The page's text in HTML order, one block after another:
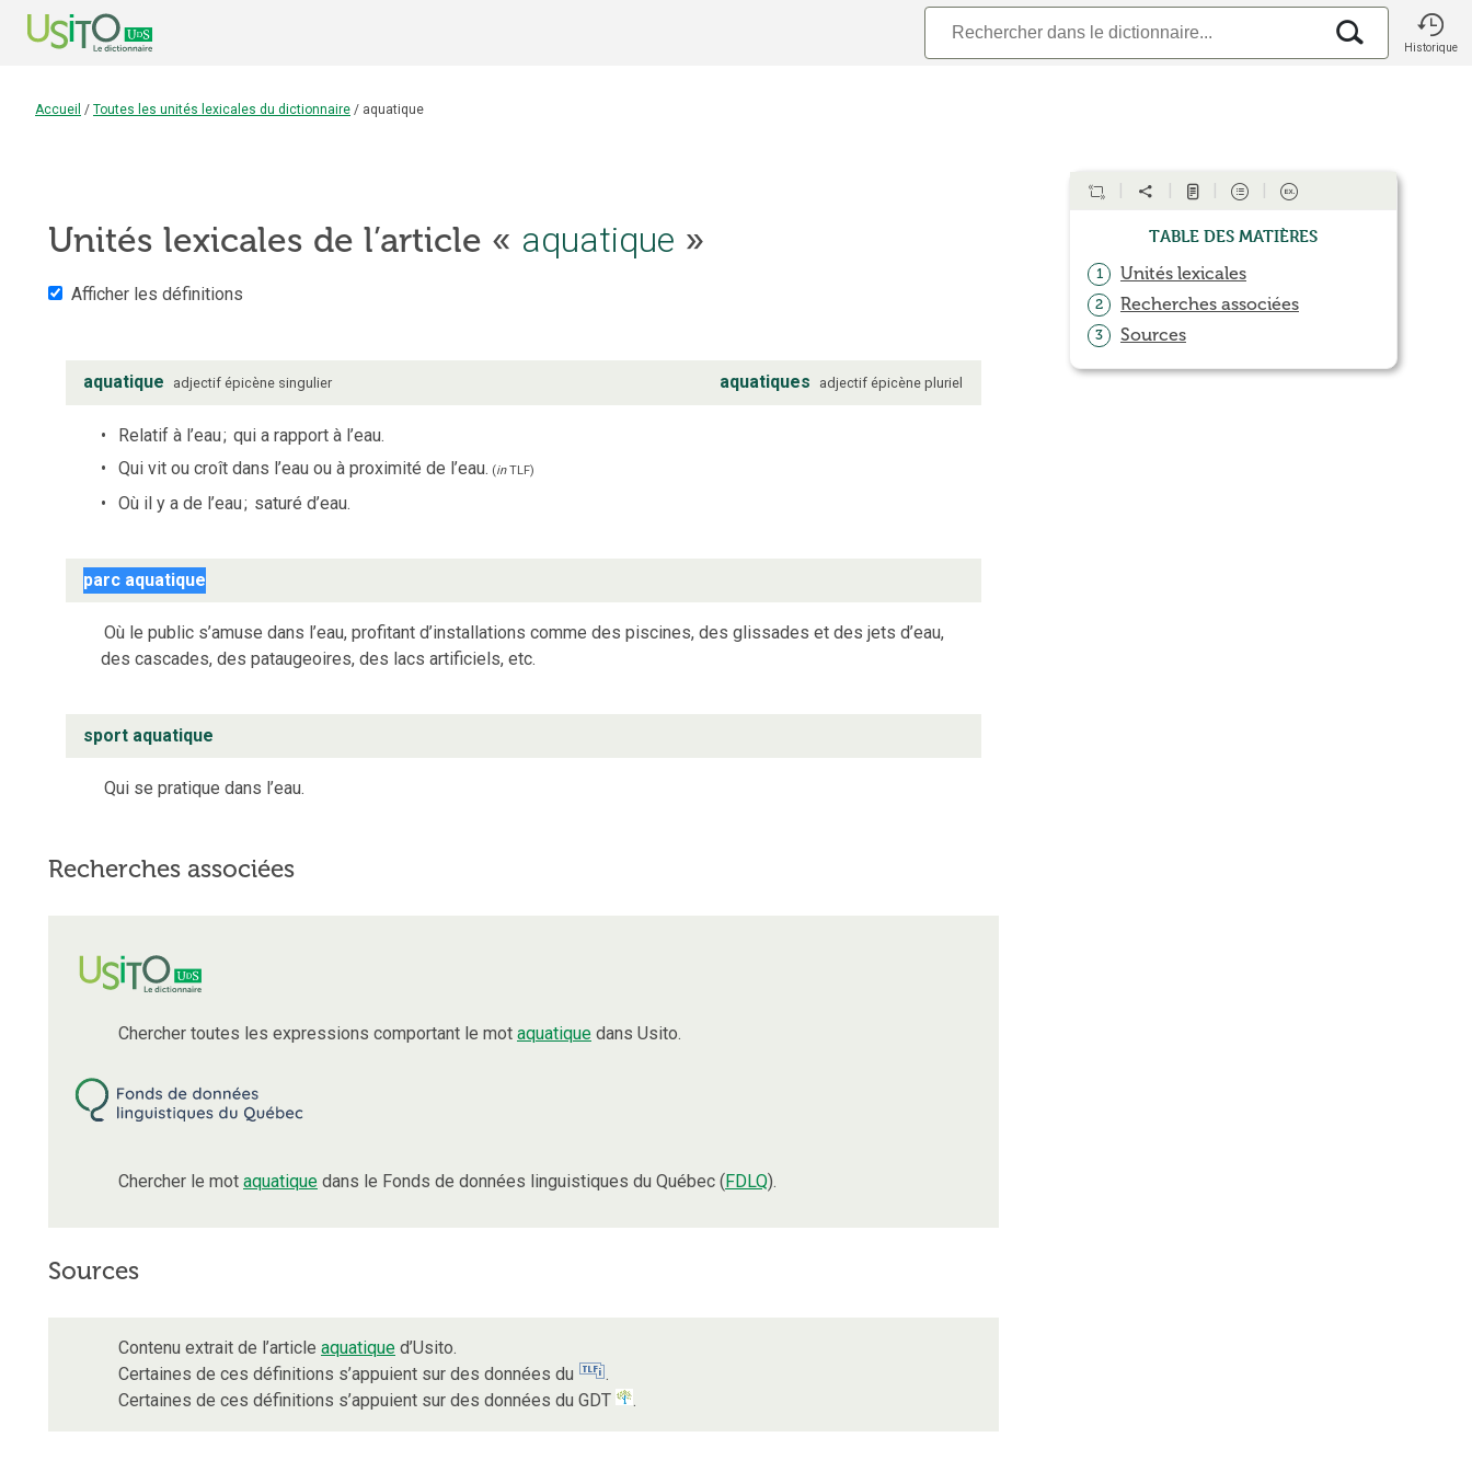
Historique
Accueil / Toutes les unités lexicales du dictionnaire / aquatique
Unités lexicales de l’article « aquatique »
Afficher les définitions
aquatique adjectif épicène singulier aquatiques adjectif épicène pluriel
Relatif à l’eau; qui a rapport à l’eau.
Qui vit ou croît dans l’eau ou à proximité de l’eau. (inTLF)
Où il y a de l’eau; saturé d’eau.
parc aquatique
Où le public s’amuse dans l’eau, profitant d’installations comme des piscines, des glissades et des jets d’eau,
des cascades, des pataugeoires, des lacs artificiels, etc.
sport aquatique
Qui se pratique dans l’eau.
Recherches associées
Chercher toutes les expressions comportant le mot aquatique dans Usito.
Chercher le mot aquatique dans le Fonds de données linguistiques du Québec (FDLQ).
Sources
Contenu extrait de l’article aquatique d’Usito.
Certaines de ces définitions s’appuient sur des données du
.
Certaines de ces définitions s’appuient sur des données du GDT
.
Table des matières
1 Unités lexicales
2 Recherches associées
3 Sources